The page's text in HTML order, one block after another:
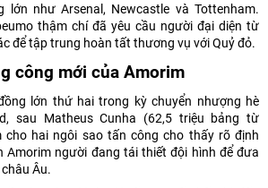
như Arsenal, Newcastle và Tottenham.
thậm chí đã yêu cầu người đại diện từ
để tập trung hoàn tất thương vụ với Quỷ đỏ.
công mới của Amorim
lớn thứ hai trong kỳ chuyển nhượng hè
sau Matheus Cunha (62,5 triệu bảng từ
cho hai ngôi sao tấn công cho thấy rõ định
Amorim người đang tái thiết đội hình để đưa
Âu.